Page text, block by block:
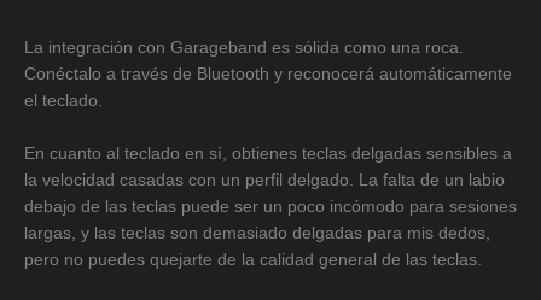
La integración con Garageband es sólida como una roca.
Conéctalo a través de Bluetooth y reconocerá automáticamente
el teclado.
En cuanto al teclado en sí, obtienes teclas delgadas sensibles a
la velocidad casadas con un perfil delgado. La falta de un labio
debajo de las teclas puede ser un poco incómodo para sesiones
largas, y las teclas son demasiado delgadas para mis dedos,
pero no puedes quejarte de la calidad general de las teclas.